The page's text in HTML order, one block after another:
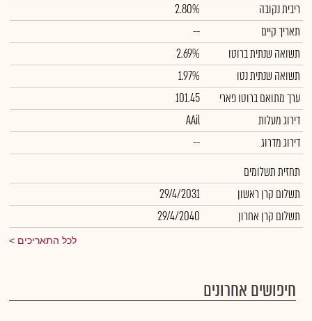
ריבית נקובה
2.80%
תאריך קיים
--
תשואה שנתית ברוטו
2.69%
תשואה שנתית נטו
1.97%
ערך מתואם ברוטו פארי
101.45
דירוג מעלות
AAil
דירוג מדרוג
--
תחזית תשלומים
תשלום קרן ראשון
29/4/2031
תשלום קרן אחרון
29/4/2040
לכל התאריכים
חיפושים אחרונים